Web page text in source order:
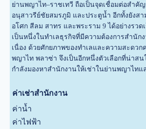
ย่านพญาไท–ราชเทวี ถือเป็นจุดเชื่อมต่อสำคั
อนุสาวรีย์ชัยสมรภูมิ และประตูน้ำ อีกทั้งยังสา
อโศก สีลม สาทร และพระราม 9 ได้อย่างรวด
เป็นหนึ่งในทำเลธุรกิจที่มีความต้องการสำนัก
เนื่อง ด้วยศักยภาพของทำเลและความสะดวก
พญาไท พลาซ่า จึงเป็นอีกหนึ่งตัวเลือกที่น่าสน
กำลังมองหาสำนักงานให้เช่าในย่านพญาไทแ
ค่าเช่าสำนักงาน
ค่าน้ำ
ค่าไฟฟ้า